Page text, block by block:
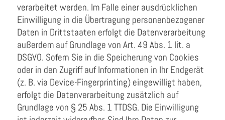
verarbeitet werden. Im Falle einer ausdrücklichen
Einwilligung in die Übertragung personenbezogener
Daten in Drittstaaten erfolgt die Datenverarbeitung
außerdem auf Grundlage von Art. 49 Abs. 1 lit. a
DSGVO. Sofern Sie in die Speicherung von Cookies
oder in den Zugriff auf Informationen in Ihr Endgerät
(z. B. via Device-Fingerprinting) eingewilligt haben,
erfolgt die Datenverarbeitung zusätzlich auf
Grundlage von § 25 Abs. 1 TTDSG. Die Einwilligung